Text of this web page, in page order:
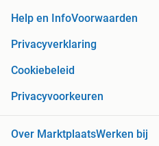
Help en InfoVoorwaarden
Privacyverklaring
Cookiebeleid
Privacyvoorkeuren
Over MarktplaatsWerken bij